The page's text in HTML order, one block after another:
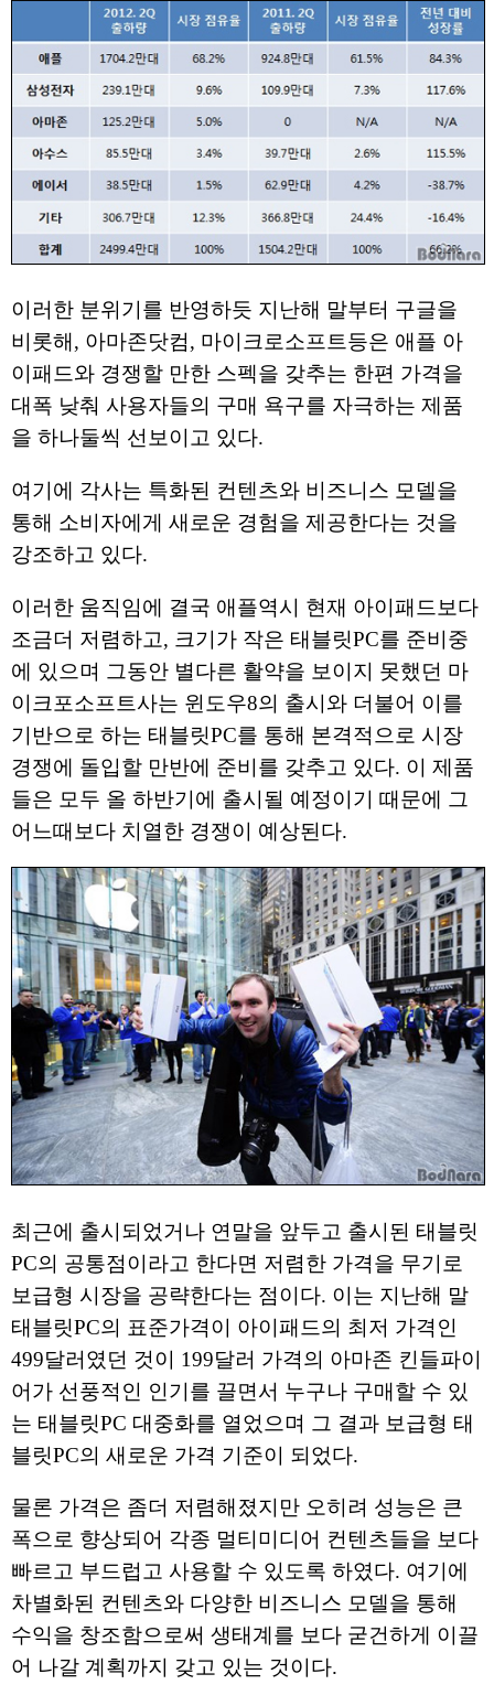
이러한 분위기를 반영하듯 지난해 말부터 구글을
비롯해, 아마존닷컴, 마이크로소프트등은 애플 아
이패드와 경쟁할 만한 스펙을 갖추는 한편 가격을
대폭 낮춰 사용자들의 구매 욕구를 자극하는 제품
을 하나둘씩 선보이고 있다.
여기에 각사는 특화된 컨텐츠와 비즈니스 모델을
통해 소비자에게 새로운 경험을 제공한다는 것을
강조하고 있다.
이러한 움직임에 결국 애플역시 현재 아이패드보다
조금더 저렴하고, 크기가 작은 태블릿PC를 준비중
에 있으며 그동안 별다른 활약을 보이지 못했던 마
이크포소프트사는 윈도우8의 출시와 더불어 이를
기반으로 하는 태블릿PC를 통해 본격적으로 시장
경쟁에 돌입할 만반에 준비를 갖추고 있다. 이 제품
들은 모두 올 하반기에 출시될 예정이기 때문에 그
어느때보다 치열한 경쟁이 예상된다.
최근에 출시되었거나 연말을 앞두고 출시된 태블릿
PC의 공통점이라고 한다면 저렴한 가격을 무기로
보급형 시장을 공략한다는 점이다. 이는 지난해 말
태블릿PC의 표준가격이 아이패드의 최저 가격인
499달러였던 것이 199달러 가격의 아마존 킨들파이
어가 선풍적인 인기를 끌면서 누구나 구매할 수 있
는 태블릿PC 대중화를 열었으며 그 결과 보급형 태
블릿PC의 새로운 가격 기준이 되었다.
물론 가격은 좀더 저렴해졌지만 오히려 성능은 큰
폭으로 향상되어 각종 멀티미디어 컨텐츠들을 보다
빠르고 부드럽고 사용할 수 있도록 하였다. 여기에
차별화된 컨텐츠와 다양한 비즈니스 모델을 통해
수익을 창조함으로써 생태계를 보다 굳건하게 이끌
어 나갈 계획까지 갖고 있는 것이다.